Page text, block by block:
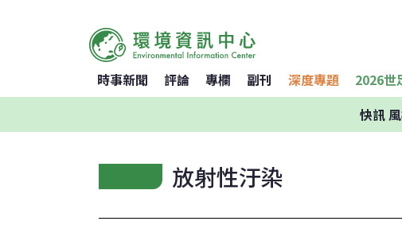
時事新聞 評論 專欄 副刊 深度專題 2026世
快訊
放射性汙染